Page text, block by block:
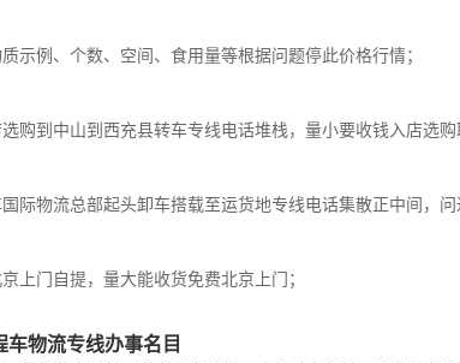
示例、个数、空间、食用量等根据问题停此价格行情；
购到中山到西充县转车专线电话堆栈，量小要收钱入店选购
际物流总部起头卸车搭载至运货地专线电话集散正中间，问
上门自提，量大能收货免费北京上门；
车物流专线办事名目